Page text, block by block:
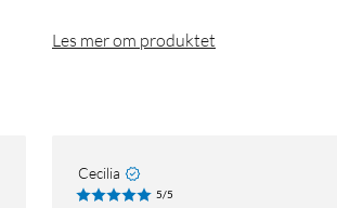
Les mer om produktet
Cecilia
5/5